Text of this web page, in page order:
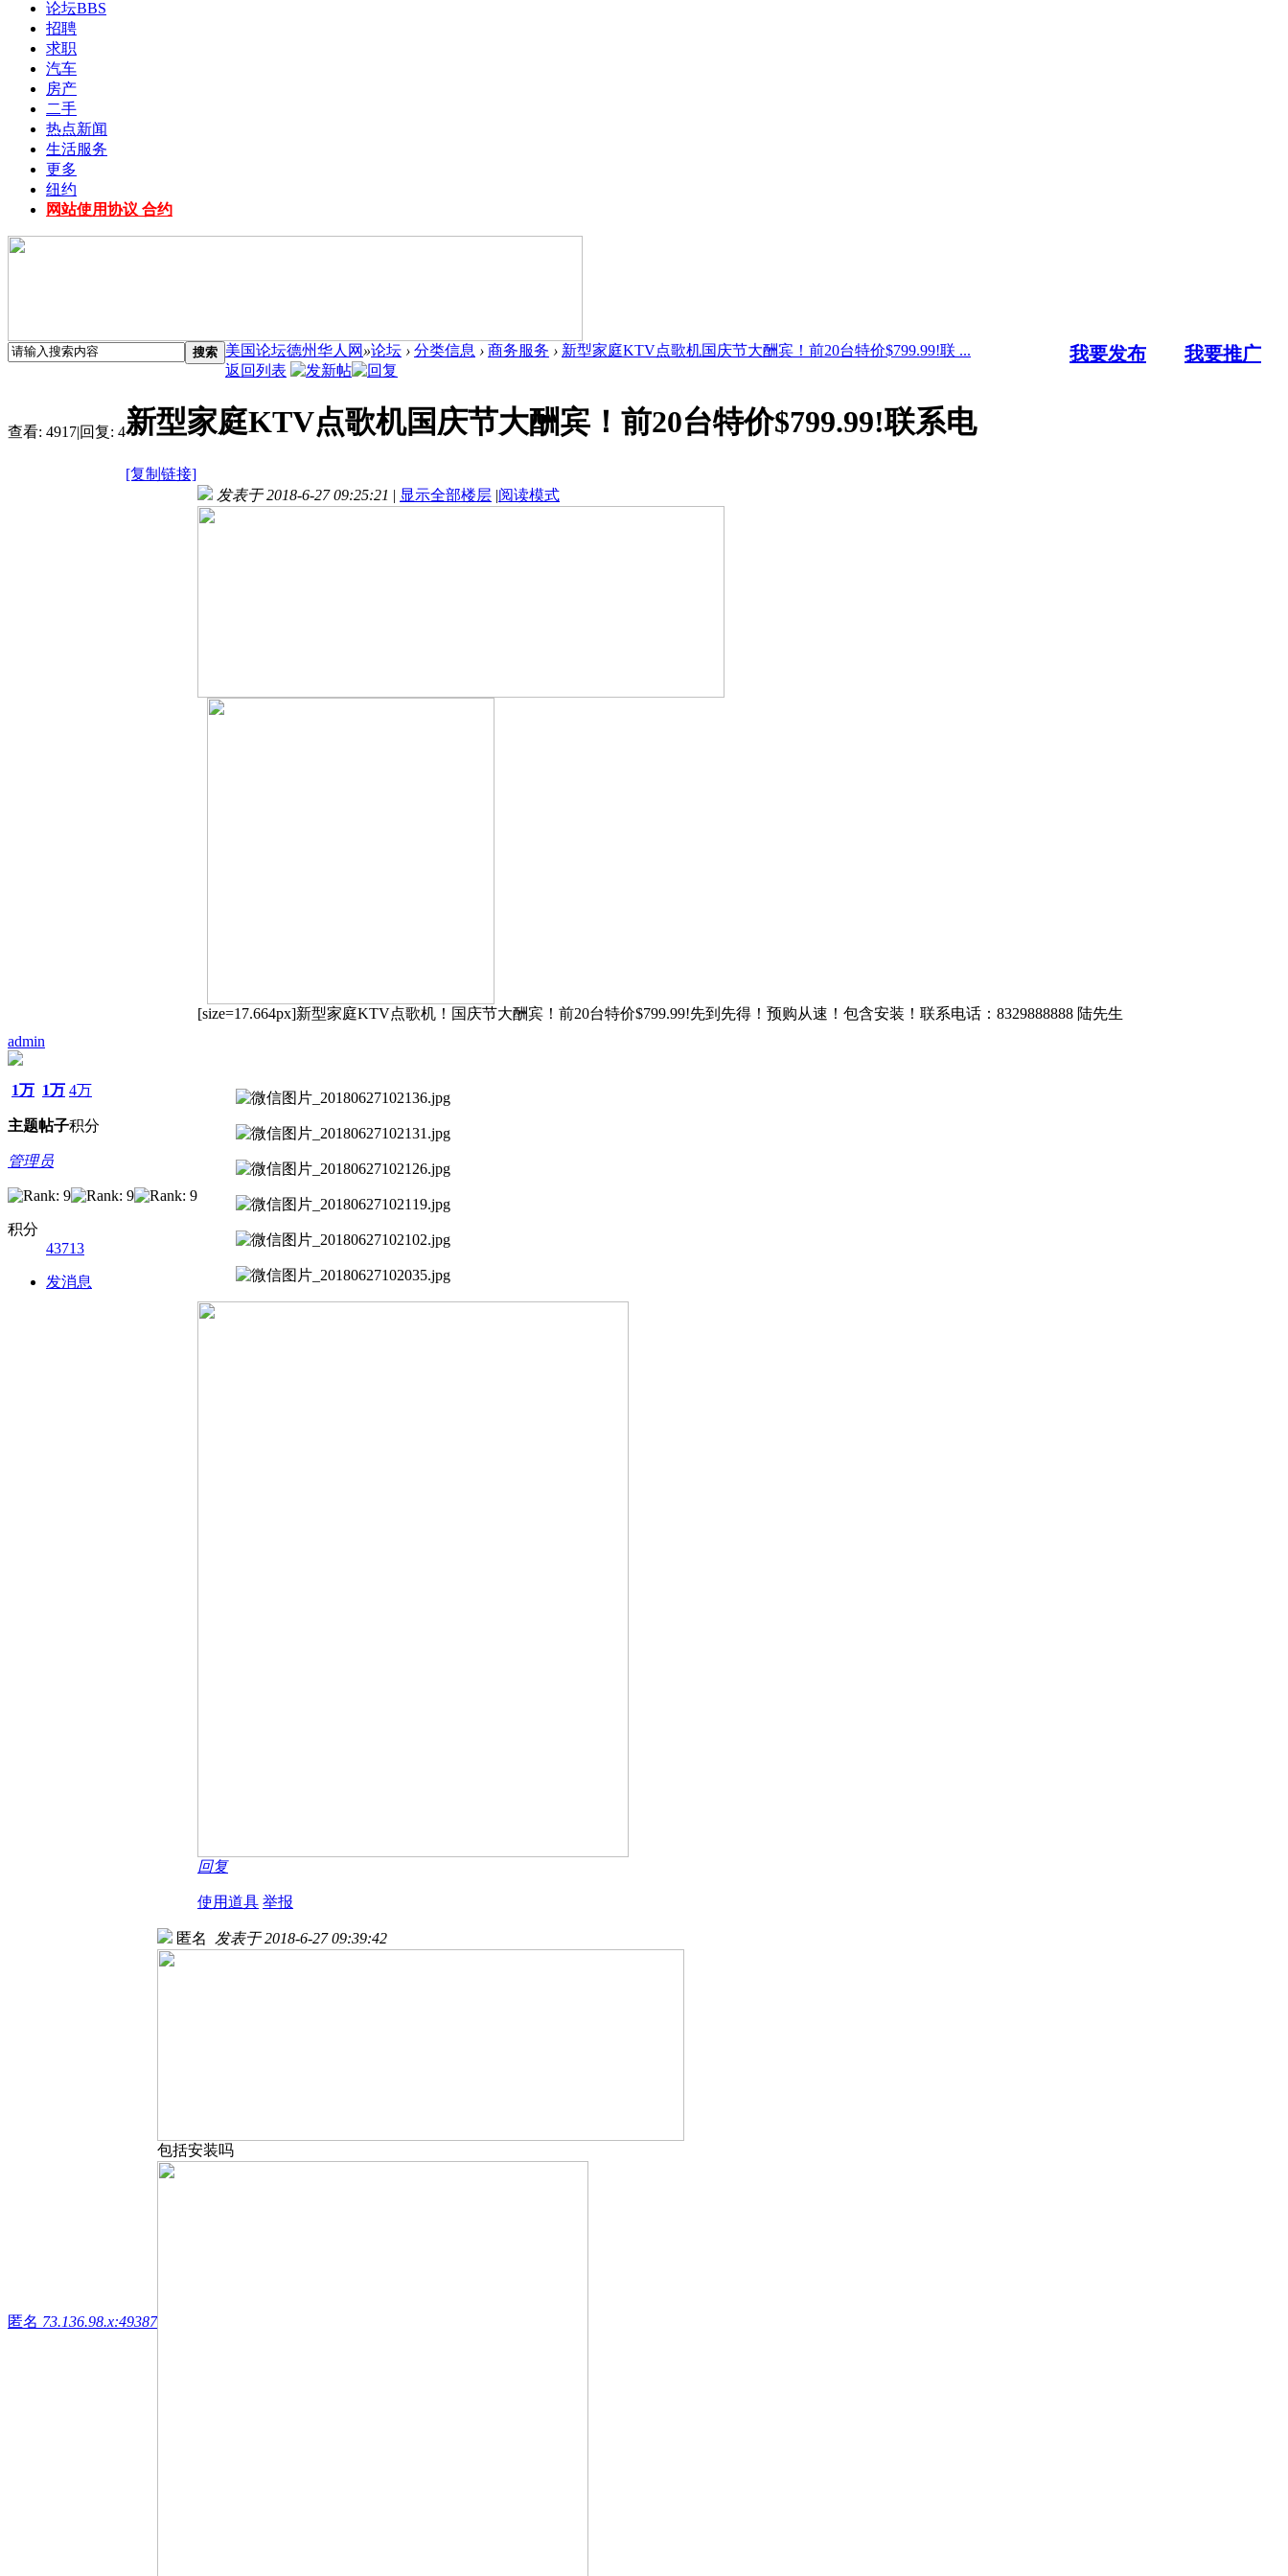
论坛BBS
招聘
求职
汽车
房产
二手
热点新闻
生活服务
更多
纽约
网站使用协议 合约
搜索 我要发布 我要推广
美国论坛德州华人网 »论坛 › 分类信息 › 商务服务 › 新型家庭KTV点歌机国庆节大酬宾！前20台特价$799.99!联 ...
返回列表
查看: 4917|回复: 4新型家庭KTV点歌机国庆节大酬宾！前20台特价$799.99!联系电
[复制链接]
admin
1万
主题
1万
帖子
4万
积分
管理员
积分
43713
发消息
发表于 2018-6-27 09:25:21 | 显示全部楼层 |阅读模式
[size=17.664px]新型家庭KTV点歌机！国庆节大酬宾！前20台特价$799.99!先到先得！预购从速！包含安装！联系电话：8329888888 陆先生
回复
使用道具 举报
匿名 73.136.98.x:49387
匿名 发表于 2018-6-27 09:39:42
包括安装吗